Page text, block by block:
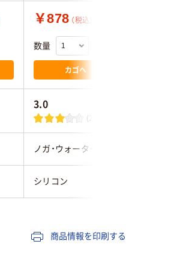
￥878 （税込）
数量
カゴへ
3.0
(2)
ノガ・ウォーターズ
シリコン
商品情報を印刷する